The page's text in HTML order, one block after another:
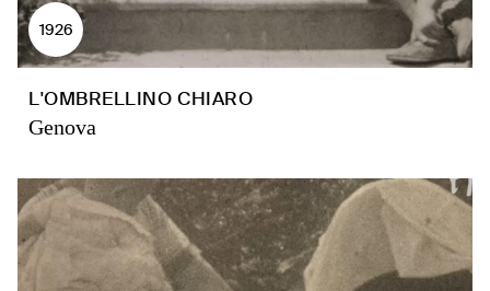
1926
L'OMBRELLINO CHIARO
Genova